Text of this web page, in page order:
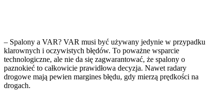
– Spalony a VAR? VAR musi być używany jedynie w przypadku
klarownych i oczywistych błędów. To poważne wsparcie
technologiczne, ale nie da się zagwarantować, że spalony o
paznokieć to całkowicie prawidłowa decyzja. Nawet radary
drogowe mają pewien margines błędu, gdy mierzą prędkości na
drogach.